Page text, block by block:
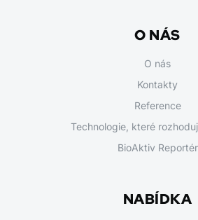
O NÁS
O nás
Kontakty
Reference
Technologie, které
BioAktiv Reportér
NABÍDKA